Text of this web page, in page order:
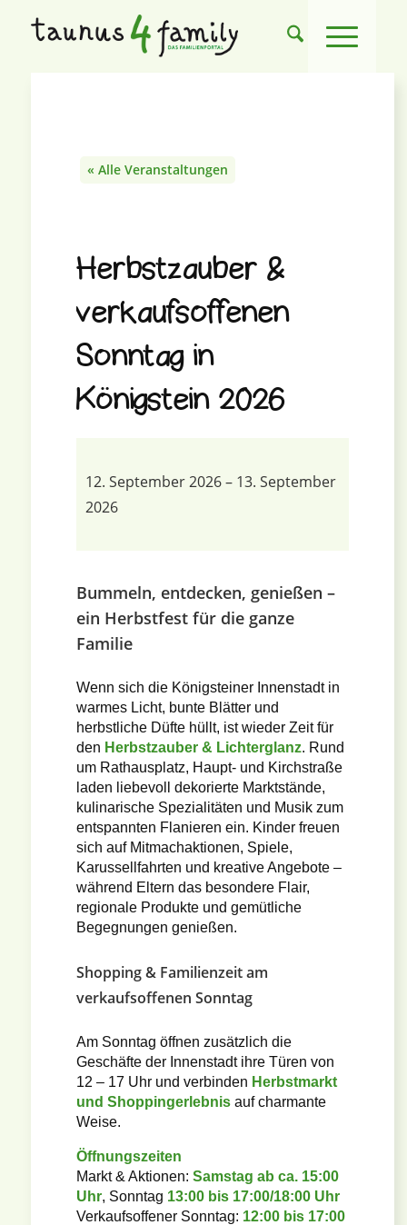
« Alle Veranstaltungen
Herbstzauber &
verkaufsoffenen
Sonntag in
Königstein 2026
12. September 2026– 13. September
2026
Bummeln, entdecken, genießen –
ein Herbstfest für die ganze
Familie
Wenn sich die Königsteiner Innenstadt in
warmes Licht, bunte Blätter und
herbstliche Düfte hüllt, ist wieder Zeit für
den Herbstzauber & Lichterglanz. Rund
um Rathausplatz, Haupt- und Kirchstraße
laden liebevoll dekorierte Marktstände,
kulinarische Spezialitäten und Musik zum
entspannten Flanieren ein. Kinder freuen
sich auf Mitmachaktionen, Spiele,
Karussellfahrten und kreative Angebote –
während Eltern das besondere Flair,
regionale Produkte und gemütliche
Begegnungen genießen.
Shopping & Familienzeit am
verkaufsoffenen Sonntag
Am Sonntag öffnen zusätzlich die
Geschäfte der Innenstadt ihre Türen von
12 – 17 Uhr und verbinden Herbstmarkt
und Shoppingerlebnisauf charmante
Weise.
Öffnungszeiten
Markt & Aktionen: Samstag ab ca. 15:00
Uhr, Sonntag 13:00 bis 17:00/18:00 Uhr
Verkaufsoffener Sonntag: 12:00 bis 17:00